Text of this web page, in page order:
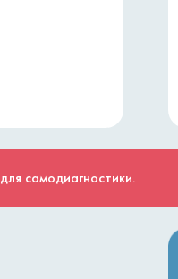
самодиагностики.